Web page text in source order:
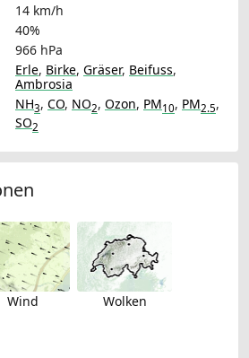
14 km/h
40%
966 hPa
Erle, Birke, Gräser, Beifuss,
Ambrosia
NH3, CO, NO2, Ozon, PM10, PM2.5,
SO2
Wind Wolken